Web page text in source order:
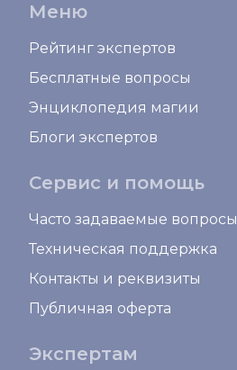
Меню
Рейтинг экспертов
Бесплатные вопросы
Энциклопедия магии
Блоги экспертов
Сервис и помощь
Часто задаваемые вопросы
Техническая поддержка
Контакты и реквизиты
Публичная оферта
Экспертам